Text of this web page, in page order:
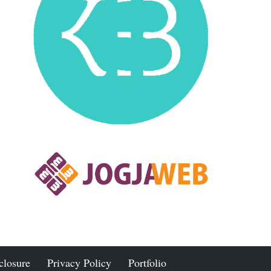
Privacy Policy Portfolio